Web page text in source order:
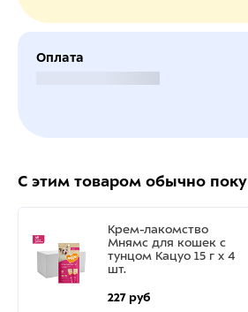
Оплата
С этим товаром обычно
Крем-лакомство
Мнямс для кошек с
тунцом Кацуо 15 г х 4
шт.
227 руб